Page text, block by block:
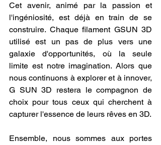
Cet avenir, animé par la passion et
l'ingéniosité, est déjà en train de se
construire. Chaque filament GSUN 3D
utilisé est un pas de plus vers une
galaxie d'opportunités, où la seule
limite est notre imagination. Alors que
nous continuons à explorer et à innover,
G SUN 3D restera le compagnon de
choix pour tous ceux qui cherchent à
capturer l'essence de leurs rêves en 3D.
Ensemble, nous sommes aux portes